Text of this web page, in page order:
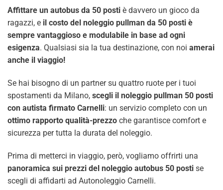
Affittare un autobus da 50 posti è davvero un gioco da
ragazzi, e il costo del noleggio pullman da 50 posti è
sempre vantaggioso e modulabile in base ad ogni
esigenza. Qualsiasi sia la tua destinazione, con noi amerai
anche il viaggio!
Se hai bisogno di un partner su quattro ruote per i tuoi
spostamenti da Milano, scegli il noleggio pullman 50 posti
con autista firmato Carnelli: un servizio completo con un
ottimo rapporto qualità-prezzo che garantisce comfort e
sicurezza per tutta la durata del noleggio.
Prima di metterci in viaggio, però, vogliamo offrirti una
panoramica sui prezzi del noleggio autobus 50 posti se
scegli di affidarti ad Autonoleggio Carnelli.